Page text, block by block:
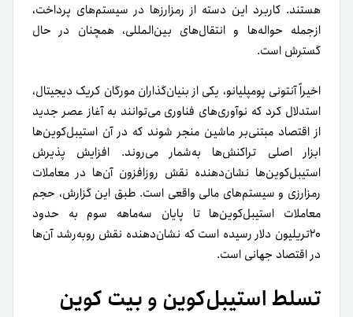
هستند. کاربرد این دسته از رمزارزها در سیستم‌های پرداخت،
از‌جمله حواله‌ها و انتقال‌های بین‌المللی، همچنان در حال
گسترش است.
اخیراً آنتونی پومپلیانو، یکی از بنیان‌گذاران مورگان کریک دیجیتال،
استدلال کرد که نوآوری‌های فناوری می‌توانند به آغاز عصر جدید
از اقتصاد مبتنی‌بر ماشین منجر شوند که در آن استیبل‌کوین‌ها
ابزار اصلی تراکنش‌ها به‌شمار می‌روند. افزایش پذیرش
استیبل‌کوین‌ها نشان‌دهنده نقش روزافزون آن‌ها در معاملات
رمزارزی و سیستم‌های مالی واقعی است. طبق این گزارش، حجم
معاملات استیبل‌کوین‌ها تا پایان سه‌ماهه سوم به حدود
۲۰تریلیون دلار رسیده است که نشان‌دهنده نقش روبه‌رشد آن‌ها
در اقتصاد جهانی است.
تسلط استیبل‌کوین و بیت کوین